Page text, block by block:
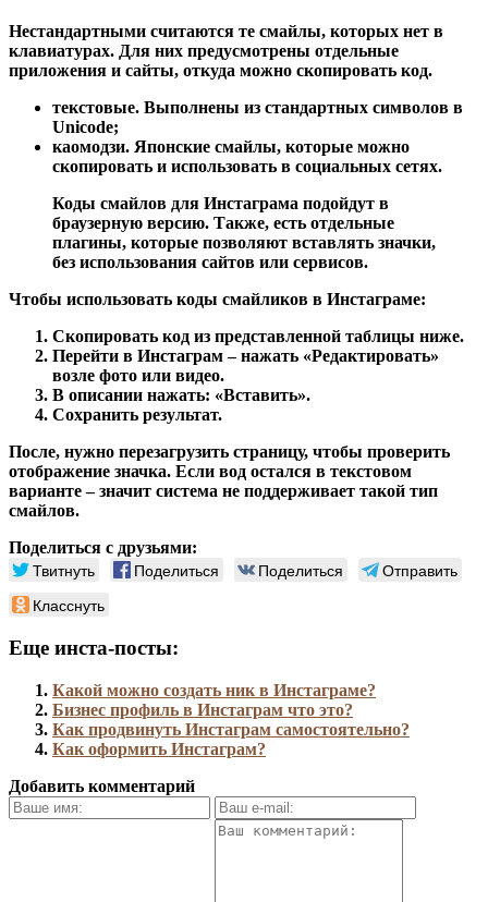
Нестандартными считаются те смайлы, которых нет в
клавиатурах. Для них предусмотрены отдельные
приложения и сайты, откуда можно скопировать код.
текстовые. Выполнены из стандартных символов в
Unicode;
каомодзи. Японские смайлы, которые можно
скопировать и использовать в социальных сетях.
Коды смайлов для Инстаграма подойдут в
браузерную версию. Также, есть отдельные
плагины, которые позволяют вставлять значки,
без использования сайтов или сервисов.
Чтобы использовать коды смайликов в Инстаграме:
Скопировать код из представленной таблицы ниже.
Перейти в Инстаграм – нажать «Редактировать»
возле фото или видео.
В описании нажать: «Вставить».
Сохранить результат.
После, нужно перезагрузить страницу, чтобы проверить
отображение значка. Если вод остался в текстовом
варианте – значит система не поддерживает такой тип
смайлов.
Поделиться с друзьями:
Твитнуть Поделиться Поделиться
Отправить
Класснуть
Еще инста-посты:
Какой можно создать ник в Инстаграме?
Бизнес профиль в Инстаграм что это?
Как продвинуть Инстаграм самостоятельно?
Как оформить Инстаграм?
Добавить комментарий